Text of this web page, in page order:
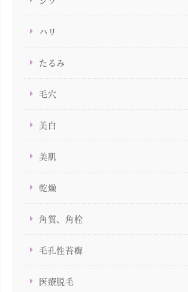
ハリ
たるみ
毛穴
美白
美肌
乾燥
角質、角栓
毛孔性苔癬
医療脱毛